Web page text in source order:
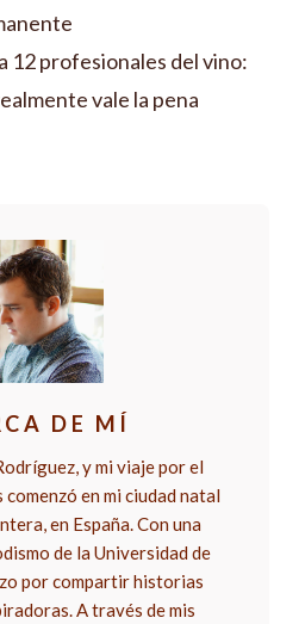
12 profesionales del vino:
vale la pena
DE MÍ
y mi viaje por el
en mi ciudad natal
en España. Con una
de la Universidad de
por compartir historias
A través de mis